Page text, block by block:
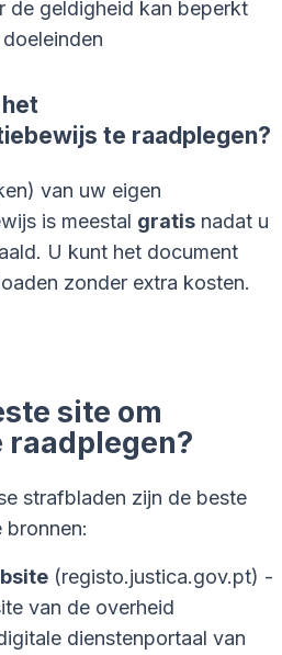
de geldigheid kan beperkt
te raadplegen?
van uw eigen
is meestal gratis nadat u
U kunt het document
zonder extra kosten.
site om
strafbladen zijn de beste
bronnen:
(registo.justica.gov.pt) -
van de overheid
dienstenportaal van